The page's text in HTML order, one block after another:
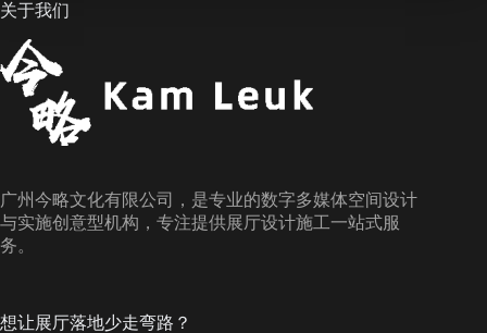
关于我们
广州今略文化有限公司，是专业的数字多媒体空间设计
与实施创意型机构，专注提供展厅设计施工一站式服
务。
想让展厅落地少走弯路？